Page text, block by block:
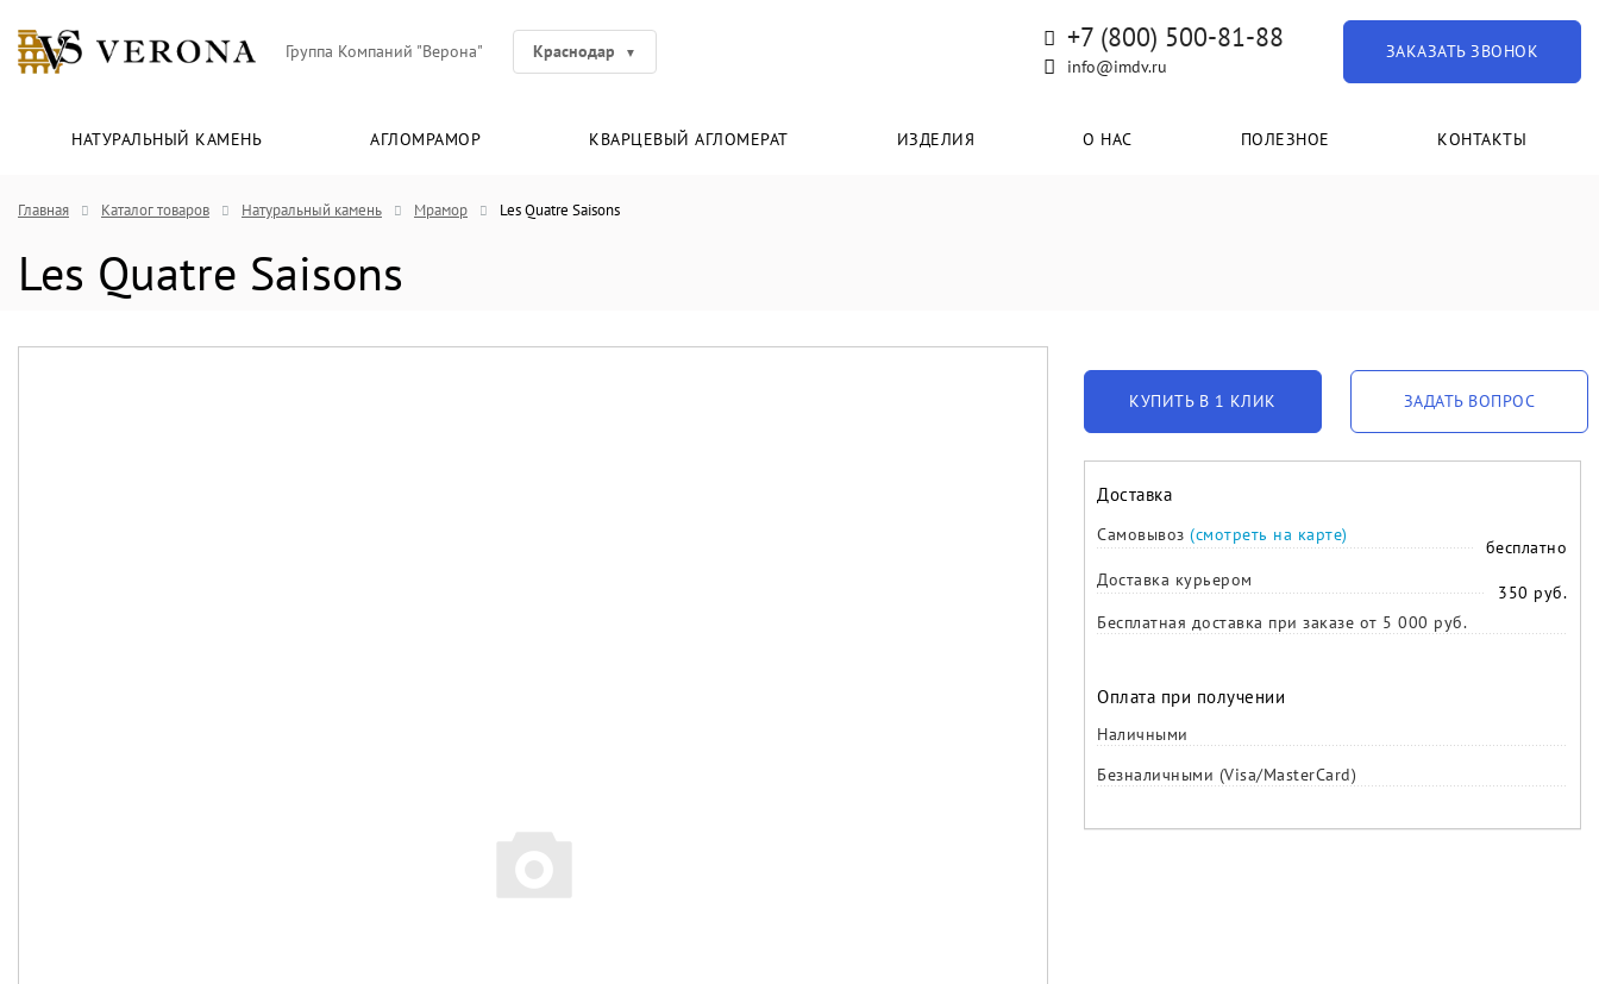
Группа Компаний "Верона" Краснодар +7 (800) 500-81-88
info@imdv.ru
ЗАКАЗАТЬ ЗВОНОК
НАТУРАЛЬНЫЙ КАМЕНЬ АГЛОМРАМОР КВАРЦЕВЫЙ АГЛОМЕРАТ ИЗДЕЛИЯ О НАС ПОЛЕЗНОЕ КОНТАКТЫ
Главная Каталог товаров Натуральный камень Мрамор Les Quatre Saisons
Les Quatre Saisons
КУПИТЬ В 1 КЛИК ЗАДАТЬ ВОПРОС
Доставка
Самовывоз (смотреть на карте)
бесплатно
Доставка курьером
350 руб.
Бесплатная доставка при заказе от 5 000 руб.
Оплата при получении
Наличными
Безналичными (Visa/MasterCard)